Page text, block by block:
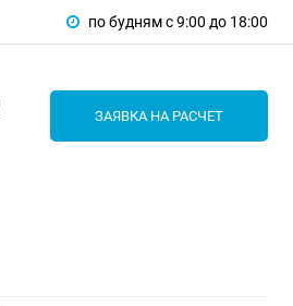
по будням с 9:00 до 18:00
ЗАЯВКА НА РАСЧЕТ